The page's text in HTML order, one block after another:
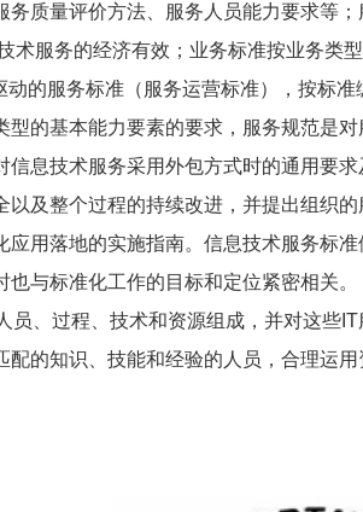
务质量评价方法、服务人员能力要求等
术服务的经济有效；业务标准按业务类
动的服务标准（服务运营标准），按标
型的基本能力要素的要求，服务规范是
信息技术服务采用外包方式时的通用要
以及整个过程的持续改进，并提出组织
应用落地的实施指南。信息技术服务标
与标准化工作的目标和定位紧密相关。
员、过程、技术和资源组成，并对这些
配的知识、技能和经验的人员，合理运